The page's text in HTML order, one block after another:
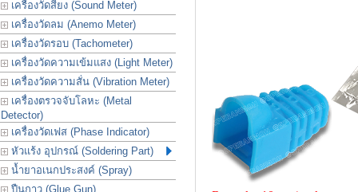
เครื่องวัดสียง (Sound Meter)
เครื่องวัดลม (Anemo Meter)
เครื่องวัดรอบ (Tachometer)
เครื่องวัดความเข้มแสง (Light Meter)
เครื่องวัดความสั่น (Vibration Meter)
เครื่องตรวจจับโลหะ (Metal
Detector)
เครื่องวัดเฟส (Phase Indicator)
หัวแร้ง อุปกรณ์ (Soldering Part)
น้ำยาอเนกประสงค์ (Spray)
ปืนกาว (Glue Gun)